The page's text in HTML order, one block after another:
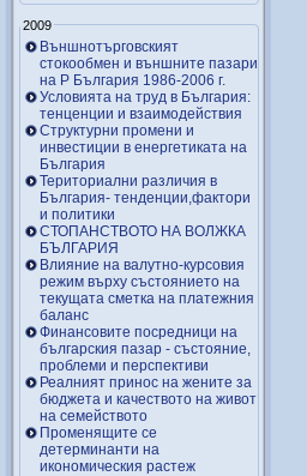
2009
Външнотърговският
стокообмен и външните пазари
на Р България 1986-2006 г.
Условията на труд в България:
тенценции и взаимодействия
Структурни промени и
инвестиции в енергетиката на
България
Териториални различия в
България- тенденции,фактори
и политики
СТОПАНСТВОТО НА ВОЛЖКА
БЪЛГАРИЯ
Влияние на валутно-курсовия
режим върху състоянието на
текущата сметка на платежния
баланс
Финансовите посредници на
българския пазар - състояние,
проблеми и перспективи
Реалният принос на жените за
бюджета и качеството на живот
на семейството
Променящите се
детерминанти на
икономическия растеж